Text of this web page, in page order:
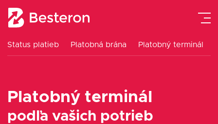
Status platieb Platobná brána Platobný terminál
eKasa pokladne
Platobná brána
Platobný terminál
podľa vašich potrieb